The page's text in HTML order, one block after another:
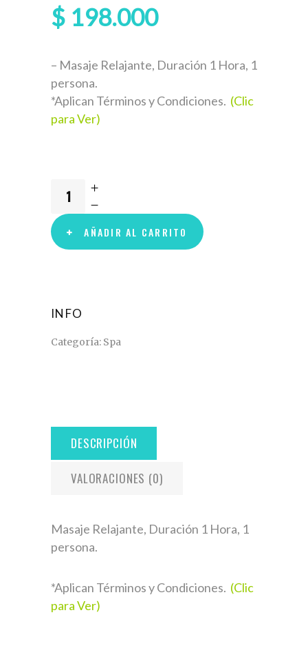
$ 198.000
– Masaje Relajante, Duración 1 Hora, 1
persona.
*Aplican Términos y Condiciones. (Clic
para Ver)
AÑADIR AL CARRITO
INFO
Categoría: Spa
DESCRIPCIÓN
VALORACIONES (0)
Masaje Relajante, Duración 1 Hora, 1
persona.
*Aplican Términos y Condiciones. (Clic
para Ver)